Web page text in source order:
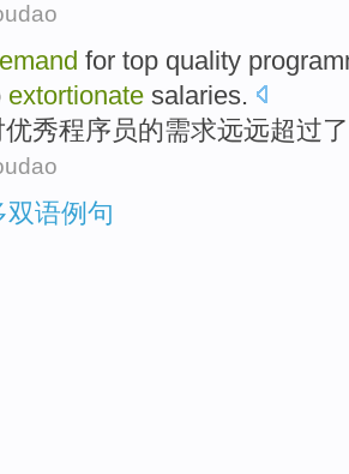
for top quality
extortionate salaries.
优秀程序员的需求远远超过了
双语例句